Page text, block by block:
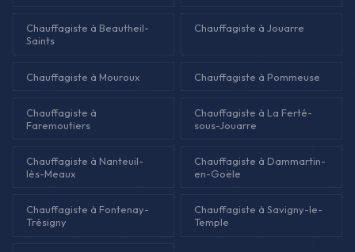
Chauffagiste à Beautheil-
Saints
Chauffagiste à Jouarre
Chauffagiste à Mouroux Chauffagiste à Pommeuse
Chauffagiste à
Faremoutiers
Chauffagiste à La Ferté-
sous-Jouarre
Chauffagiste à Nanteuil-
lès-Meaux
Chauffagiste à Dammartin-
en-Goële
Chauffagiste à Fontenay-
Trésigny
Chauffagiste à Savigny-le-
Temple